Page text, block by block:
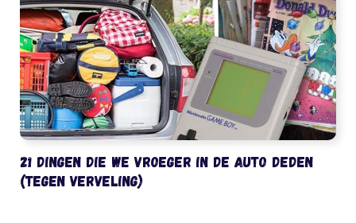
21 dingen die we vroeger in de auto deden
(tegen verveling)